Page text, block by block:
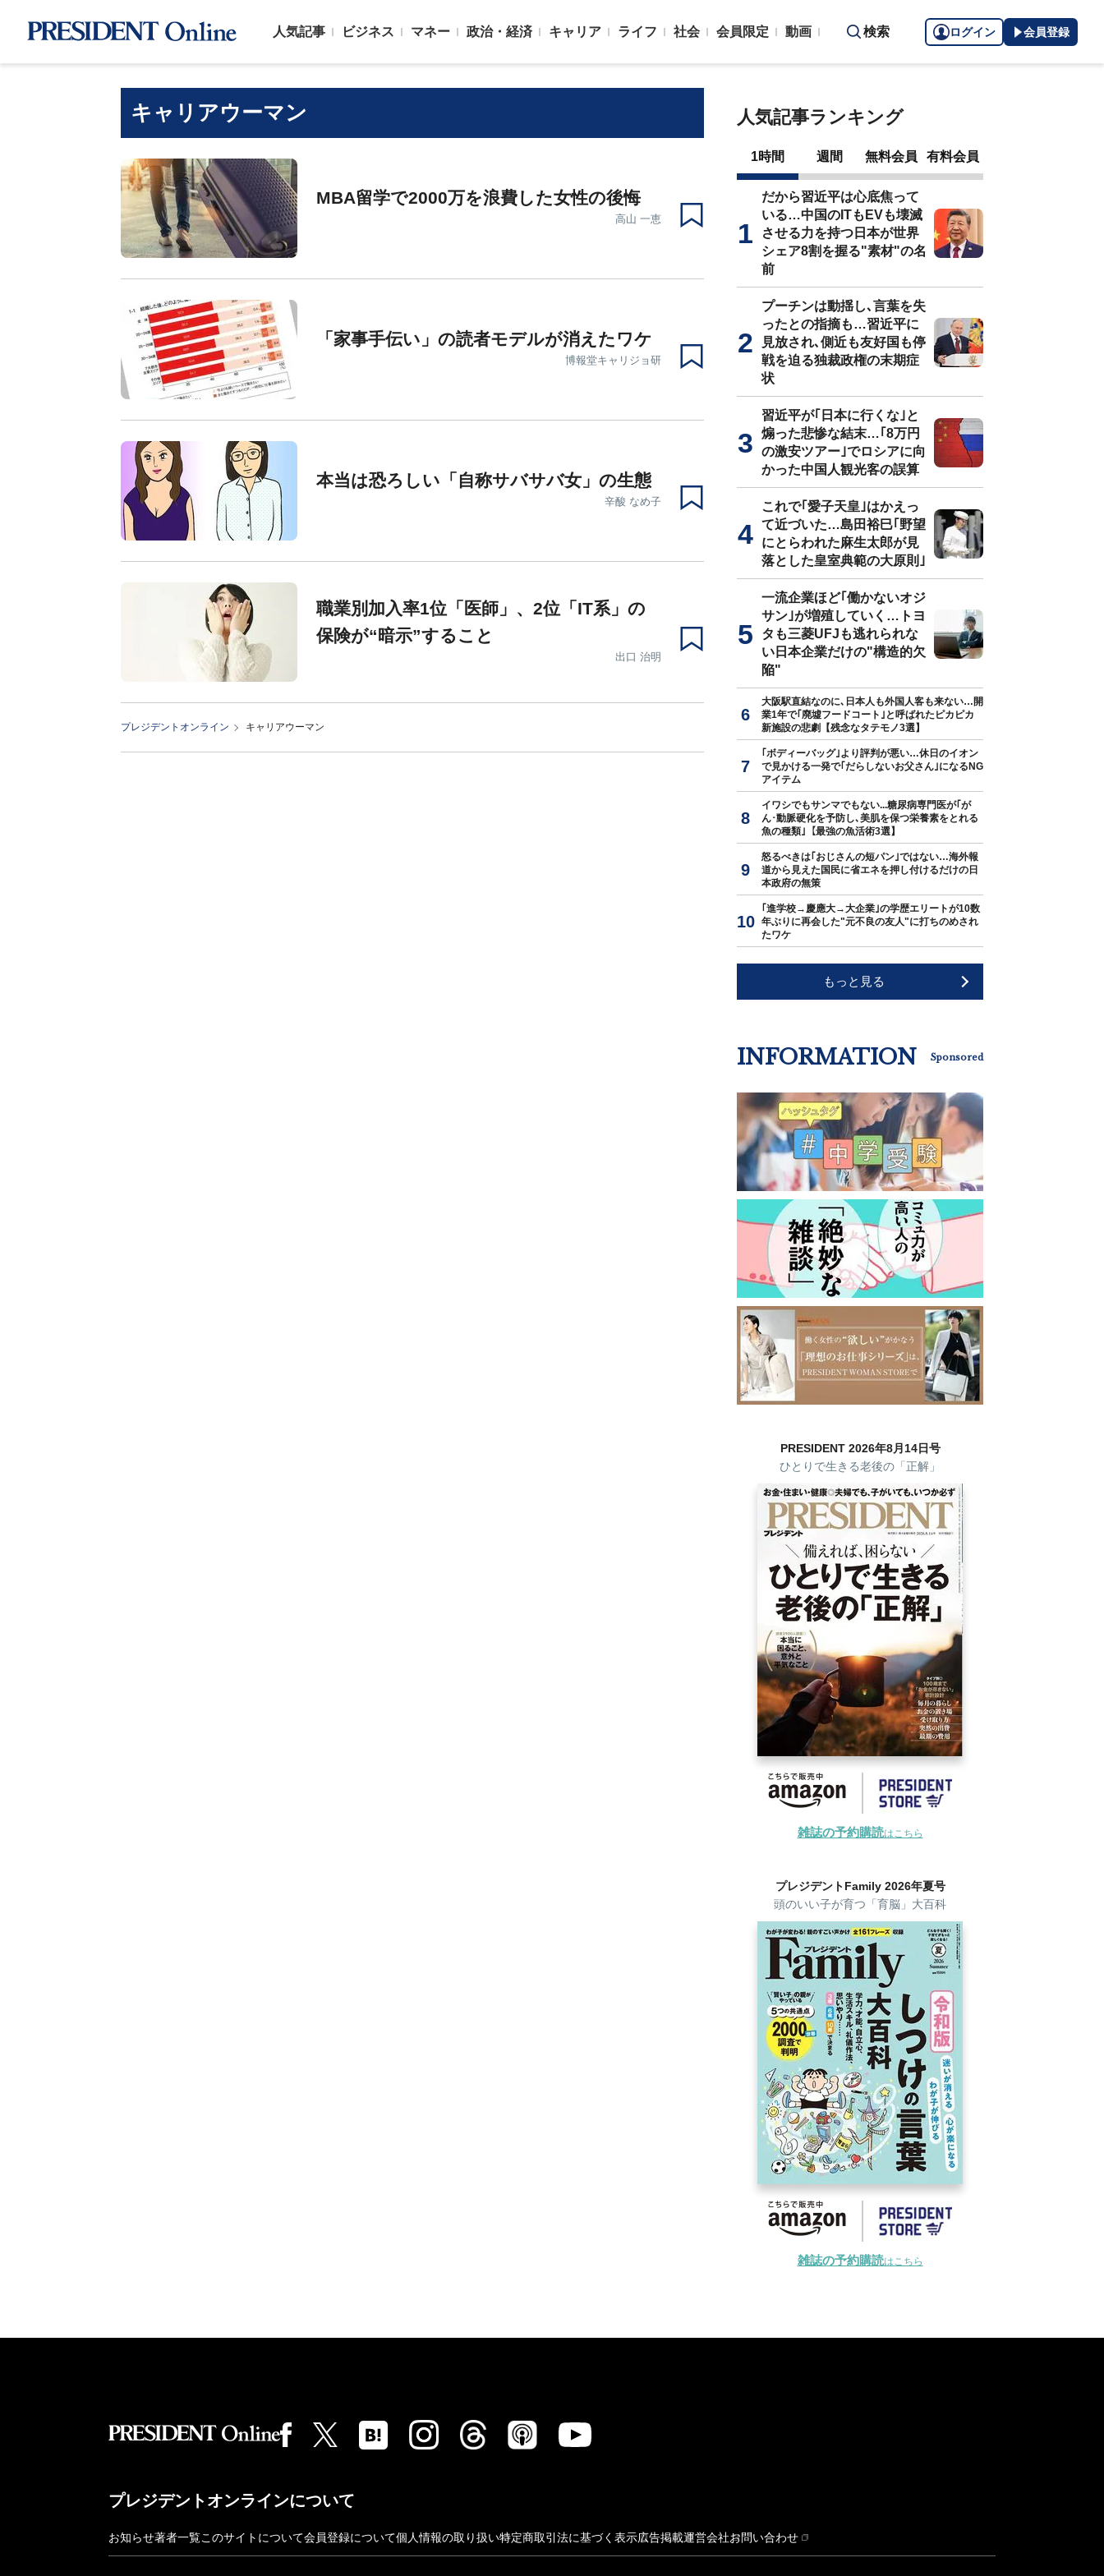
人気記事 ビジネス マネー 政治・経済 キャリア ライフ 社会 会員限定 動画 検索 ログイン 会員登録
キャリアウーマン
MBA留学で2000万を浪費した女性の後悔
高山 一恵
「家事手伝い」の読者モデルが消えたワケ
博報堂キャリジョ研
本当は恐ろしい「自称サバサバ女」の生態
辛酸 なめ子
職業別加入率1位「医師」、2位「IT系」の
保険が“暗示”すること
出口 治明
プレジデントオンライン キャリアウーマン
人気記事ランキング
1時間 週間 無料会員 有料会員
だから習近平は心底焦って
いる…中国のITもEVも壊滅
させる力を持つ日本が世界
シェア8割を握る"素材"の名
前
プーチンは動揺し､言葉を失
ったとの指摘も…習近平に
見放され､側近も友好国も停
戦を迫る独裁政権の末期症
状
習近平が｢日本に行くな｣と
煽った悲惨な結末…｢8万円
の激安ツアー｣でロシアに向
かった中国人観光客の誤算
これで｢愛子天皇｣はかえっ
て近づいた…島田裕巳｢野望
にとらわれた麻生太郎が見
落とした皇室典範の大原則｣
一流企業ほど｢働かないオジ
サン｣が増殖していく…トヨ
タも三菱UFJも逃れられな
い日本企業だけの"構造的欠
陥"
大阪駅直結なのに､日本人も外国人客も来ない…開
業1年で｢廃墟フードコート｣と呼ばれたピカピカ
新施設の悲劇【残念なタテモノ3選】
｢ボディーバッグ｣より評判が悪い…休日のイオン
で見かける一発で｢だらしないお父さん｣になるNG
アイテム
イワシでもサンマでもない...糖尿病専門医が｢が
ん･動脈硬化を予防し､美肌を保つ栄養素をとれる
魚の種類｣【最強の魚活術3選】
怒るべきは｢おじさんの短パン｣ではない…海外報
道から見えた国民に省エネを押し付けるだけの日
本政府の無策
｢進学校→慶應大→大企業｣の学歴エリートが10数
年ぶりに再会した"元不良の友人"に打ちのめされ
たワケ
もっと見る
INFORMATION Sponsored
PRESIDENT 2026年8月14日号
ひとりで生きる老後の「正解」
雑誌の予約購読はこちら
プレジデントFamily 2026年夏号
頭のいい子が育つ「育脳」大百科
雑誌の予約購読はこちら
プレジデントオンラインについて
お知らせ著者一覧このサイトについて会員登録について個人情報の取り扱い特定商取引法に基づく表示広告掲載運営会社お問い合わせ